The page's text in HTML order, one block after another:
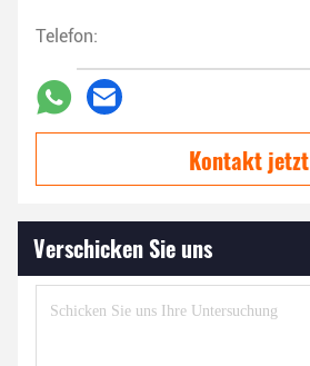
Telefon:
Kontakt jetzt
Verschicken Sie uns